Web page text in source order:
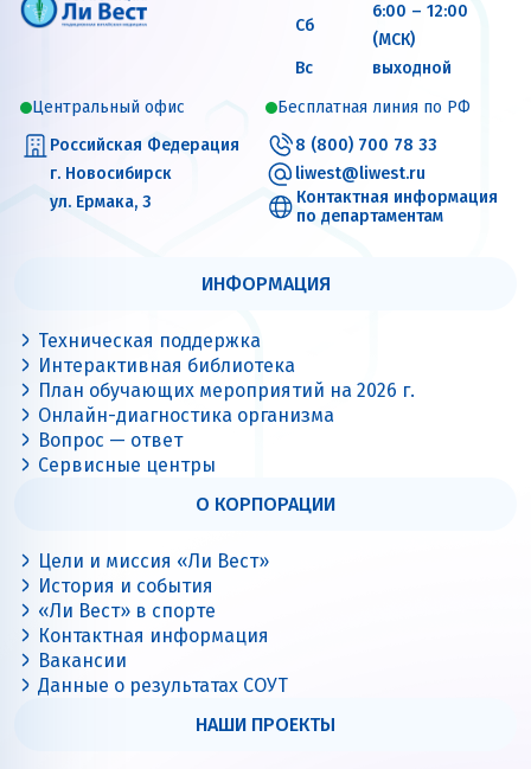
Сб
6:00 – 12:00
(МСК)
Вс
выходной
Центральный офис
Российская Федерация
г. Новосибирск
ул. Ермака, 3
Бесплатная линия по РФ
8 (800) 700 78 33
liwest@liwest.ru
Контактная информация
по департаментам
ИНФОРМАЦИЯ
Техническая поддержка
Интерактивная библиотека
План обучающих мероприятий на 2026 г.
Онлайн-диагностика организма
Вопрос — ответ
Сервисные центры
О КОРПОРАЦИИ
Цели и миссия «Ли Вест»
История и события
«Ли Вест» в спорте
Контактная информация
Вакансии
Данные о результатах СОУТ
НАШИ ПРОЕКТЫ